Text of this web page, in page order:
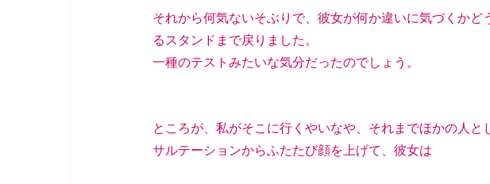
それから何気ないそぶりで、彼女が何か違いに気づくかど
るスタンドまで戻りました。
一種のテストみたいな気分だったのでしょう。
ところが、私がそこに行くやいなや、それまでほかの人と
サルテーションからふたたび顔を上げて、彼女は